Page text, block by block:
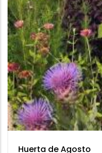
Huerta de Agosto